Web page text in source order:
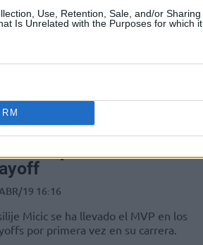
Use, Retention, Sale, and/or Sharing
Is Unrelated with the Purposes for which it
partido
Efes se convirtió en el último
Micic, MVP de los
19 16:16
Micic se ha llevado el MVP en los
por primera vez en su carrera.